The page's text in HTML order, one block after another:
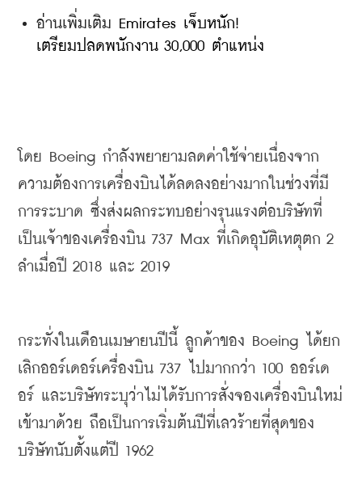
อ่านเพิ่มเติม Emirates เจ็บหนัก!
เตรียมปลดพนักงาน 30,000 ตำแหน่ง
โดย Boeing กำลังพยายามลดค่าใช้จ่ายเนื่องจาก
ความต้องการเครื่องบินได้ลดลงอย่างมากในช่วงที่มี
การระบาด ซึ่งส่งผลกระทบอย่างรุนแรงต่อบริษัทที่
เป็นเจ้าของเครื่องบิน 737 Max ที่เกิดอุบัติเหตุตก
ลำเมื่อปี 2018 และ 2019
กระทั่งในเดือนเมษายนปีนี้ ลูกค้าของ Boeing
ได้ยก
เลิกออร์เดอร์เครื่องบิน 737 ไปมากกว่า 100 ออร์เด
อร์ และบริษัทระบุว่าไม่ได้รับการสั่งจองเครื่องบินใหม่
เข้ามาด้วย ถือเป็นการเริ่มต้นปีที่เลวร้ายที่สุดของ
บริษัทนับตั้งแต่ปี 1962